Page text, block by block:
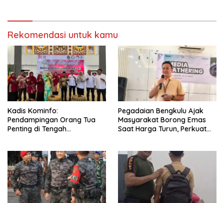
Sepi Pengunjung
Rekomendasi untuk kamu
Kadis Kominfo:
Pendampingan Orang Tua
Penting di Tengah
Pegadaian Bengkulu Ajak
Masyarakat Borong Emas
Saat Harga Turun, Perkuat